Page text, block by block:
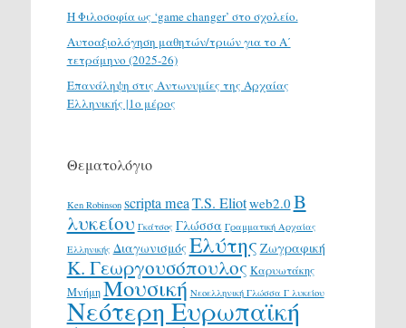
H Φιλοσοφία ως ‘game changer’ στο σχολείο.
Αυτοαξιολόγηση μαθητών/τριών για το Α΄
τετράμηνο (2025-26)
Επανάληψη στις Αντωνυμίες της Αρχαίας
Ελληνικής |1ο μέρος
Θεματολόγιο
Ken Robinson scripta meaT.S. Eliotweb2.0 Β
λυκείου Γκάτσος Γλώσσα Γραμματική Αρχαίας
Ελληνικής ΔιαγωνισμόςΕλύτης Ζωγραφική
Κ. Γεωργουσόπουλος Καρυωτάκης
ΜνήμηΜουσική Νεοελληνική Γλώσσα Γ λυκείου
Νεότερη Ευρωπαϊκή